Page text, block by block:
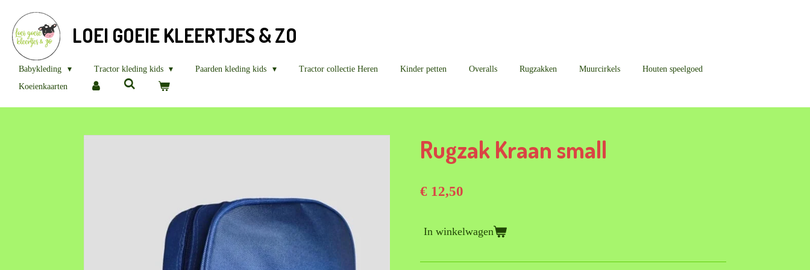
direct
naar
de
hoofdinhoud
LOEI GOEIE KLEERTJES & ZO
Babykleding Tractor kleding kids Paarden kleding kids Tractor collectie Heren Kinder petten Overalls Rugzakken Muurcirkels
Houten speelgoed
Koeienkaarten
Rugzak Kraan small
€ 12,50
In winkelwagen